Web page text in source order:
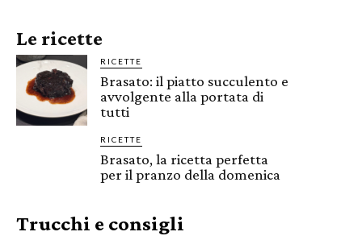
Le ricette
RICETTE
Brasato: il piatto succulento e
avvolgente alla portata di
tutti
RICETTE
Brasato, la ricetta perfetta
per il pranzo della domenica
Trucchi e consigli